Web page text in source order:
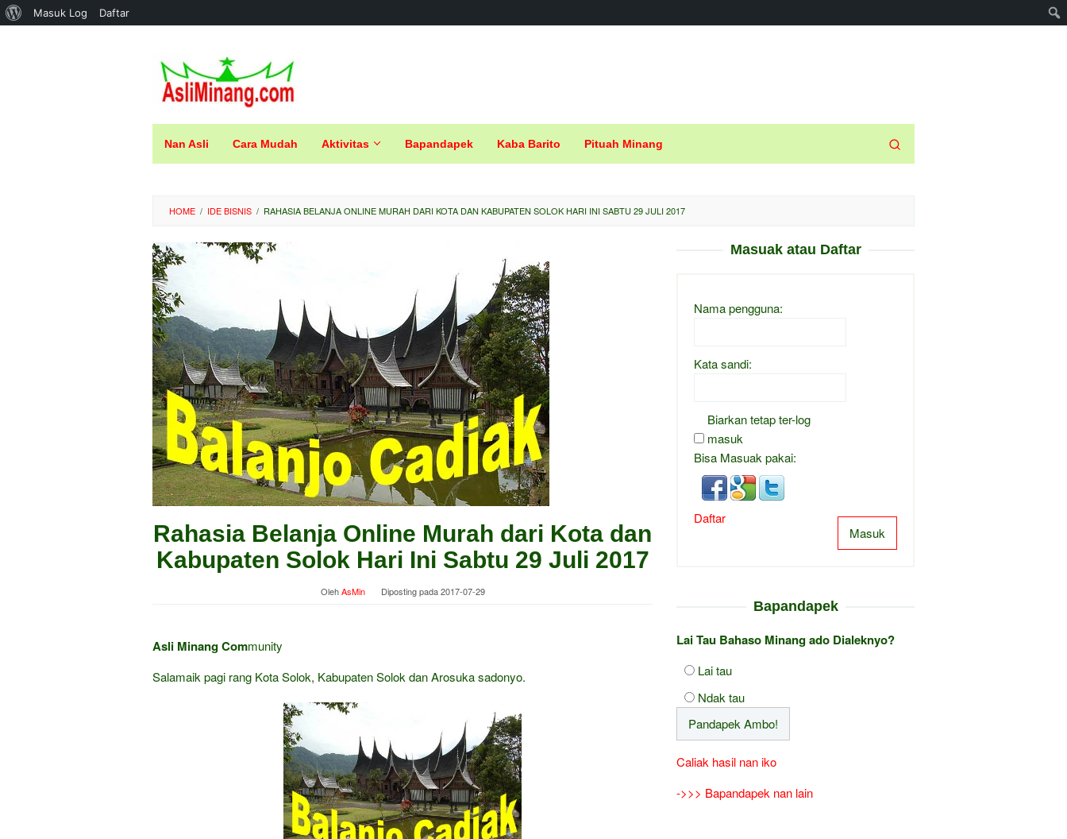
Tentang
Masuk Log Daftar
konten
Nan Asli Cara Mudah Aktivitas Bapandapek Kaba Barito Pituah Minang
HOME / IDE BISNIS / RAHASIA BELANJA ONLINE MURAH DARI KOTA DAN KABUPATEN SOLOK HARI INI SABTU 29 JULI 2017
Rahasia Belanja Online Murah dari Kota dan
Kabupaten Solok Hari Ini Sabtu 29 Juli 2017
OlehAsMin Diposting pada2017-07-29
Asli Minang Community
Salamaik pagi rang Kota Solok, Kabupaten Solok dan Arosuka sadonyo.
Masuak atau Daftar
Nama pengguna:
Kata sandi:
Biarkan tetap ter-log
masuk
Bisa Masuak pakai:
Masuk
Daftar
Bapandapek
Lai Tau Bahaso Minang ado Dialeknyo?
Lai tau
Ndak tau
Caliak hasil nan iko
->>> Bapandapek nan lain